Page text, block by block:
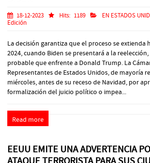
18-12-2023 Hits: 1189 EN ESTADOS
Edición
La decisión garantiza que el proceso se extienda
2024, cuando Biden se presentará a la
probable que enfrente a Donald Trump. La
Representantes de Estados Unidos, de mayoría
miércoles, antes de su receso de Navidad, por
formalización del juicio político o impea...
Read more
EEUU EMITE UNA ADVERTENCIA